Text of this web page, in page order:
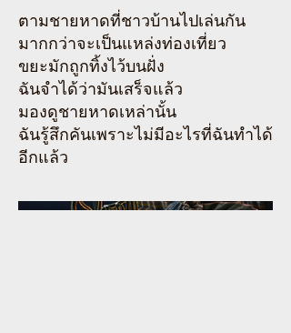
ตามชายหาดที่ชาวบ้านไปเล่นกัน
มากกว่าจะเป็นแหล่งท่องเที่ยว
ขยะมักถูกทิ้งไว้บนฝั่ง
ฉันจำได้ว่ามันเสร็จแล้ว
มองดูชายหาดเหล่านั้น
ฉันรู้สึกคันเพราะไม่มีอะไรที่ฉันทำได้
อีกแล้ว